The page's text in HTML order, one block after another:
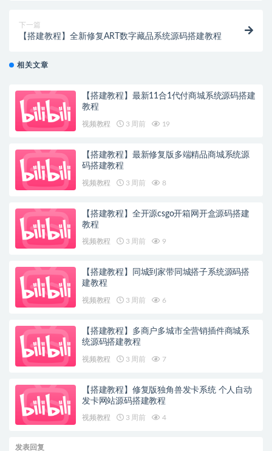
下一篇
【搭建教程】全新修复ART数字藏品系统源码搭建教程
相关文章
【搭建教程】最新11合1代付商城系统源码搭建
教程
视频教程 3 周前 19
【搭建教程】最新修复版多端精品商城系统源
码搭建教程
视频教程 3 周前 8
【搭建教程】全开源csgo开箱网开盒源码搭建
教程
视频教程 3 周前 9
【搭建教程】同城到家带同城搭子系统源码搭
建教程
视频教程 3 周前 6
【搭建教程】多商户多城市全营销插件商城系
统源码搭建教程
视频教程 3 周前 7
【搭建教程】修复版独角兽发卡系统 个人自动
发卡网站源码搭建教程
视频教程 3 周前 4
发表回复